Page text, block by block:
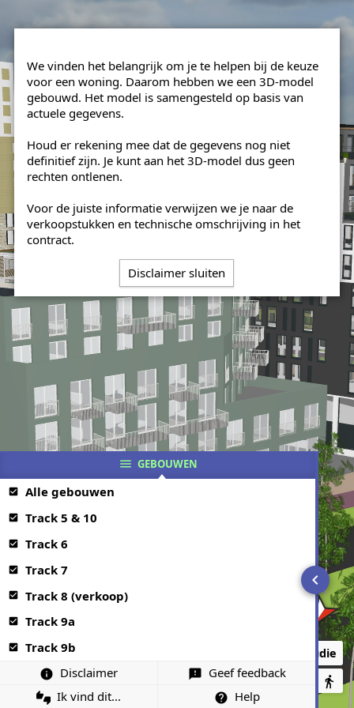
menu GEBOUWEN
check_box Alle gebouwen
check_box Track 5 & 10
check_box Track 6
check_box Track 7
check_box Track 8 (verkoop)
check_box Track 9a
check_box Track 9b
info Disclaimer feedback Geef feedback
thumbs_up_down Ik vind dit... help Help
chevron_left
directions_walk
Zonnestudie
We vinden het belangrijk om je te helpen bij de keuze
voor een woning. Daarom hebben we een 3D-model
gebouwd. Het model is samengesteld op basis van
actuele gegevens.
Houd er rekening mee dat de gegevens nog niet
definitief zijn. Je kunt aan het 3D-model dus geen
rechten ontlenen.
Voor de juiste informatie verwijzen we je naar de
verkoopstukken en technische omschrijving in het
contract.
Disclaimer sluiten